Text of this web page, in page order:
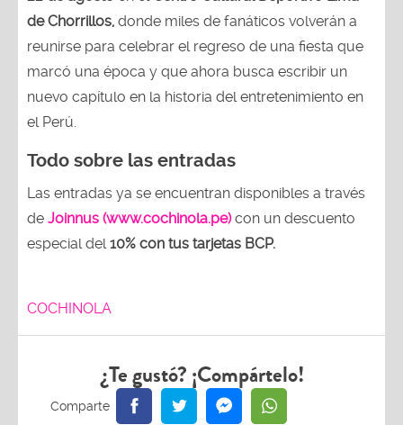
de Chorrillos, donde miles de fanáticos volverán a
reunirse para celebrar el regreso de una fiesta que
marcó una época y que ahora busca escribir un
nuevo capítulo en la historia del entretenimiento en
el Perú.
Todo sobre las entradas
Las entradas ya se encuentran disponibles a través
de Joinnus (www.cochinola.pe)con un descuento
especial del10% con tus tarjetas BCP.
COCHINOLA
¿Te gustó? ¡Compártelo!